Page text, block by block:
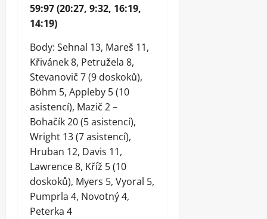
59:97 (20:27, 9:32, 16:19,
14:19)
Body: Sehnal 13, Mareš 11,
Křivánek 8, Petružela 8,
Stevanovič 7 (9 doskoků),
Böhm 5, Appleby 5 (10
asistencí), Mazič 2 –
Bohačík 20 (5 asistencí),
Wright 13 (7 asistencí),
Hruban 12, Davis 11,
Lawrence 8, Kříž 5 (10
doskoků), Myers 5, Vyoral 5,
Pumprla 4, Novotný 4,
Peterka 4